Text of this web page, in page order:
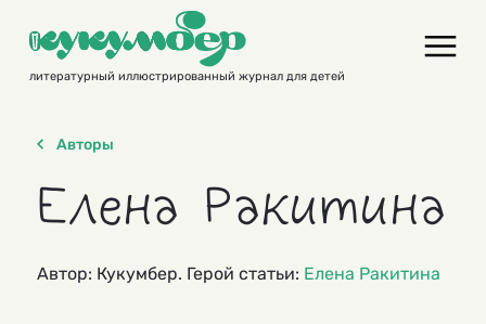
contentлитературный иллюстрированный журнал для детей
Авторы
Елена Ракитина
Автор: Кукумбер. Герой статьи: Елена Ракитина